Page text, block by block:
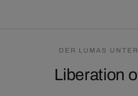
DER LUMAS
Liberation